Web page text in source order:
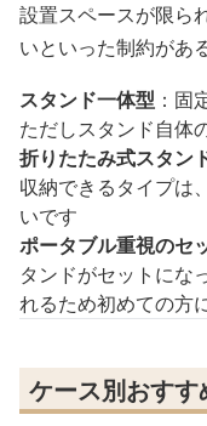
設置スペースが限ら
いといった制約があ
スタンド一体型 ：固
ただしスタンド自体
折りたたみ式スタン
収納できるタイプは
いです
ポータブル重視のセ
タンドがセットにな
れるため初めての方
ケース別おすす